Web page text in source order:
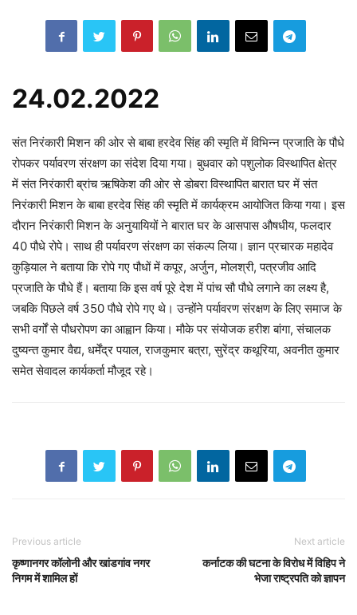
24.02.2022
संत निरंकारी मिशन की ओर से बाबा हरदेव सिंह की स्मृति में विभिन्न प्रजाति के पौधे
रोपकर पर्यावरण संरक्षण का संदेश दिया गया। बुधवार को पशुलोक विस्थापित क्षेत्र
में संत निरंकारी ब्रांच ऋषिकेश की ओर से डोबरा विस्थापित बारात घर में संत
निरंकारी मिशन के बाबा हरदेव सिंह की स्मृति में कार्यक्रम आयोजित किया गया। इस
दौरान निरंकारी मिशन के अनुयायियों ने बारात घर के आसपास औषधीय, फलदार
40 पौधे रोपे। साथ ही पर्यावरण संरक्षण का संकल्प लिया। ज्ञान प्रचारक महादेव
कुड़ियाल ने बताया कि रोपे गए पौधों में कपूर, अर्जुन, मोलश्री, पत्रजीव आदि
प्रजाति के पौधे हैं। बताया कि इस वर्ष पूरे देश में पांच सौ पौधे लगाने का लक्ष्य है,
जबकि पिछले वर्ष 350 पौधे रोपे गए थे। उन्होंने पर्यावरण संरक्षण के लिए समाज के
सभी वर्गों से पौधरोपण का आह्वान किया। मौके पर संयोजक हरीश बांगा, संचालक
दुष्यन्त कुमार वैद्य, धर्मेंद्र पयाल, राजकुमार बत्रा, सुरेंद्र कथूरिया, अवनीत कुमार
समेत सेवादल कार्यकर्ता मौजूद रहे।
Previous article
कृष्णानगर कॉलोनी और खांडगांव नगर
निगम में शामिल हों
Next article
कर्नाटक की घटना के विरोध में विहिप ने
भेजा राष्ट्रपति को ज्ञापन